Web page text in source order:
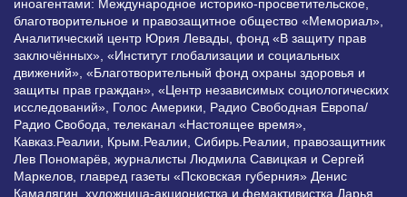
иноагентами: Международное историко-просветительское,
благотворительное и правозащитное общество «Мемориал»,
Аналитический центр Юрия Левады, фонд «В защиту прав
заключённых», «Институт глобализации и социальных
движений», «Благотворительный фонд охраны здоровья и
защиты прав граждан», «Центр независимых социологических
исследований», Голос Америки, Радио Свободная Европа/
Радио Свобода, телеканал «Настоящее время»,
Кавказ.Реалии, Крым.Реалии, Сибирь.Реалии, правозащитник
Лев Пономарёв, журналисты Людмила Савицкая и Сергей
Маркелов, главред газеты «Псковская губерния» Денис
Камалягин, художница-акционистка и фемактивистка Дарья